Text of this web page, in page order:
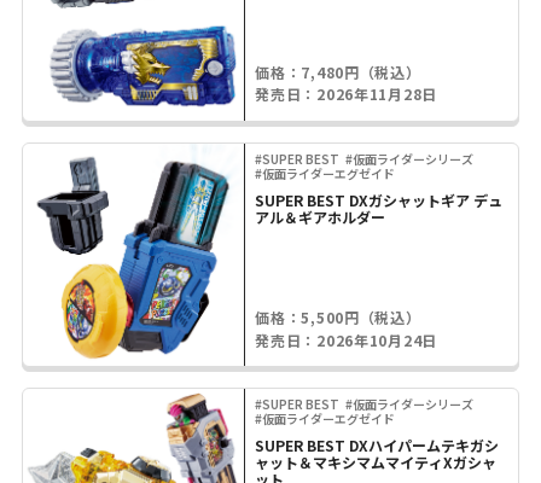
価格：7,480円（税込）
発売日：2026年11月28日
#SUPER BEST #仮面ライダーシリーズ
#仮面ライダーエグゼイド
SUPER BEST DXガシャットギア デュ
アル＆ギアホルダー
価格：5,500円（税込）
発売日：2026年10月24日
#SUPER BEST #仮面ライダーシリーズ
#仮面ライダーエグゼイド
SUPER BEST DXハイパームテキガシ
ャット＆マキシマムマイティXガシャ
ット